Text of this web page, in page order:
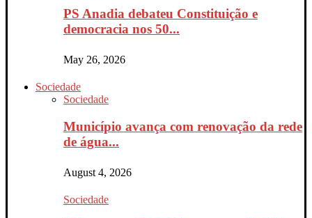
PS Anadia debateu Constituição e
democracia nos 50...
May 26, 2026
Sociedade
Sociedade
Município avança com renovação da rede
de água...
August 4, 2026
Sociedade